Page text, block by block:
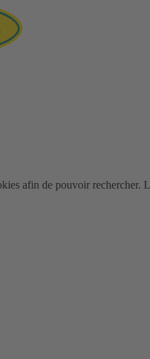
afin de pouvoir rechercher.